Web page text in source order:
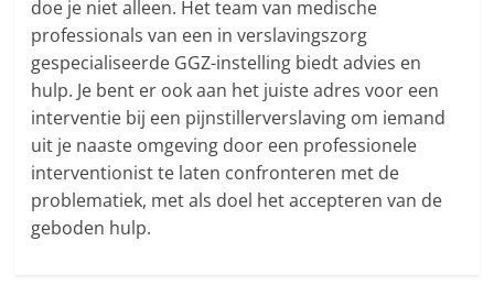
doe je niet alleen. Het team van medische
professionals van een in verslavingszorg
gespecialiseerde GGZ-instelling biedt advies en
hulp. Je bent er ook aan het juiste adres voor een
interventie bij een pijnstillerverslaving om iemand
uit je naaste omgeving door een professionele
interventionist te laten confronteren met de
problematiek, met als doel het accepteren van de
geboden hulp.